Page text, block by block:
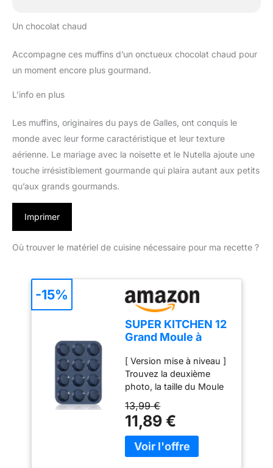
Un chocolat chaud
Accompagne ces muffins d’un onctueux chocolat chaud pour
un moment encore plus gourmand.
L’info en plus
Les muffins, originaires du pays de Galles, ont conquis le
monde avec leur forme caractéristique et leur texture
aérienne. Le mariage avec la noisette et le Nutella ajoute une
touche irrésistiblement gourmande qui plaira autant aux petits
qu’aux grands gourmands.
Imprimer
Où trouver le matériel de cuisine nécessaire pour ma recette ?
SUPER KITCHEN 12
Grand Moule à
Moule Cupcake
Gateau
[ Version mise à niveau ]
Trouvez la deuxième
photo, la taille du Moule
x 3 cm, il est plus grand
que les autres plateaux à
muffins sur le marché.
Trouvez la troisième
13,99 €
11,89 €
-15%